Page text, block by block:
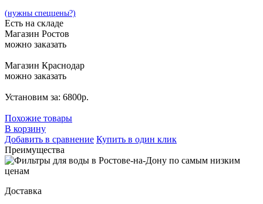
(нужны спеццены?)
Есть на складе
Магазин Ростов
можно заказать
Магазин Краснодар
можно заказать
Установим за: 6800р.
Похожие товары
В корзину
Добавить в сравнение Купить в один клик
Преимущества
Доставка